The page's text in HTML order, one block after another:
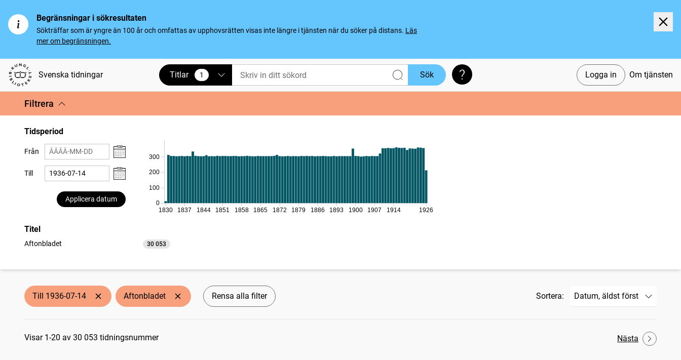
Begränsningar i sökresultaten
Sökträffar som är yngre än 100 år och omfattas av upphovsrätten visas inte längre i tjänsten när du söker på distans. Läs
mer om begränsningen.
Svenska tidningar Logga in Om tjänsten
Titlar 1
vald Sök Söktips
Filtrera
Tidsperiod
Från
Till
Applicera datum
0
100
200
300
1830 1837 1844 1851 1858 1865 1872 1879 1886 1893 1900 1907 1914 1926
Titel
Aftonbladet 30 053
träffar
Till 1936-07-14 Aftonbladet Rensa alla filter Sortera:
Sökresultat
Visar 1-20 av 30 053 tidningsnummer Nästa